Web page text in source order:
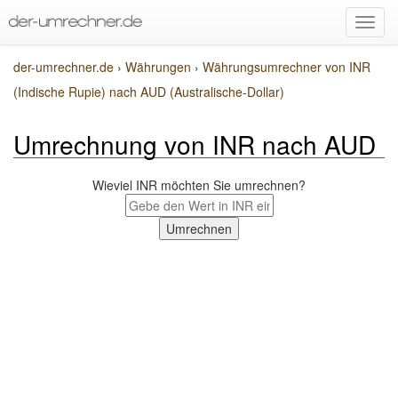
der-umrechner.de › Währungen › Währungsumrechner von INR
(Indische Rupie) nach AUD (Australische-Dollar)
Umrechnung von INR nach AUD
Wieviel INR möchten Sie umrechnen?